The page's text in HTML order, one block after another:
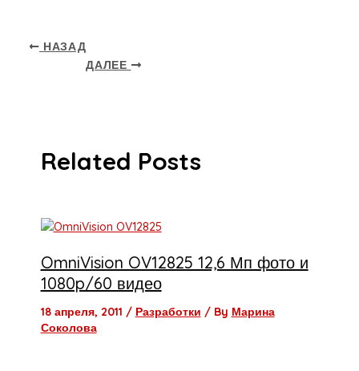
НАЗАД
ДАЛЕЕ
Related Posts
OmniVision OV12825 12,6 Мп фото и
1080p/60 видео
18 апреля, 2011 / Разработки / By Марина
Соколова